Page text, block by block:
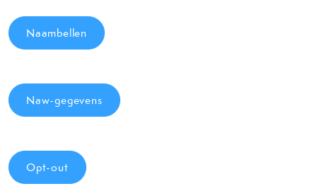
Naambellen
Naw-gegevens
Opt-out